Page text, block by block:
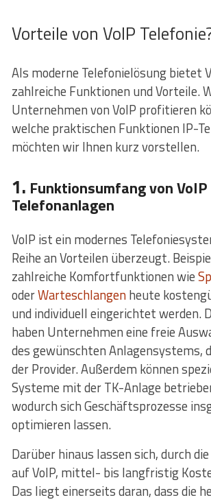
Vorteile von VoIP
Als moderne Telefonielösung bietet
zahlreiche Funktionen und Vorteile.
Unternehmen von VoIP profitieren
welche praktischen Funktionen IP-
möchten wir Ihnen kurz vorstellen.
1. Funktionsumfang von VoIP
Telefonanlagen
VoIP ist ein modernes
Reihe an Vorteilen überzeugt.
zahlreiche Komfortfunktionen wie
oderWarteschlangenheute
und individuell eingerichtet werden.
haben Unternehmen eine freie
des gewünschten Anlagensystems,
der Provider. Außerdem können
Systeme mit der TK-Anlage
wodurch sich Geschäftsprozesse
optimieren lassen.
Darüber hinaus lassen sich, durch
auf VoIP, mittel- bis langfristig
Das liegt einerseits daran, dass die